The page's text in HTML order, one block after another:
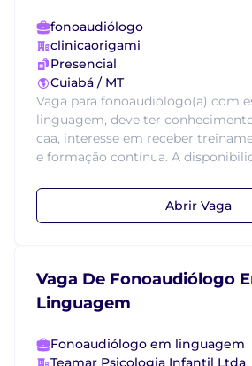
fonoaudiólogo
clinicaorigami
Presencial
Cuiabá / MT
Vaga para fonoaudiólogo(a) com
linguagem, deve ter
caa, interesse em receber
e formação contínua. A
Abrir Vaga
Vaga De Fonoaudiólogo
Linguagem
Fonoaudiólogo em linguagem
Teamar Psicologia Infantil Ltda